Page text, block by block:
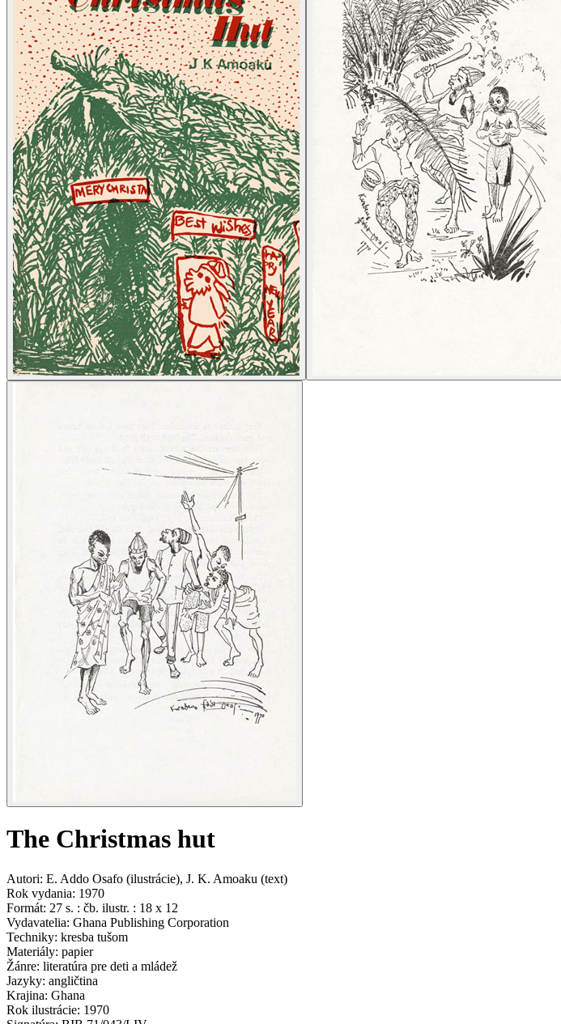
The Christmas hut
Autori: E. Addo Osafo (ilustrácie), J. K. Amoaku (text)
Rok vydania: 1970
Formát: 27 s. : čb. ilustr. : 18 x 12
Vydavatelia: Ghana Publishing Corporation
Techniky: kresba tušom
Materiály: papier
Žánre: literatúra pre deti a mládež
Jazyky: angličtina
Krajina: Ghana
Rok ilustrácie: 1970